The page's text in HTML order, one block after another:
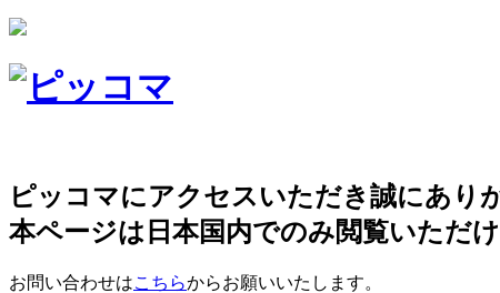
ピッコマにアクセスいただき誠にあり
本ページは日本国内でのみ閲覧いただけ
お問い合わせはこちらからお願いいたします。